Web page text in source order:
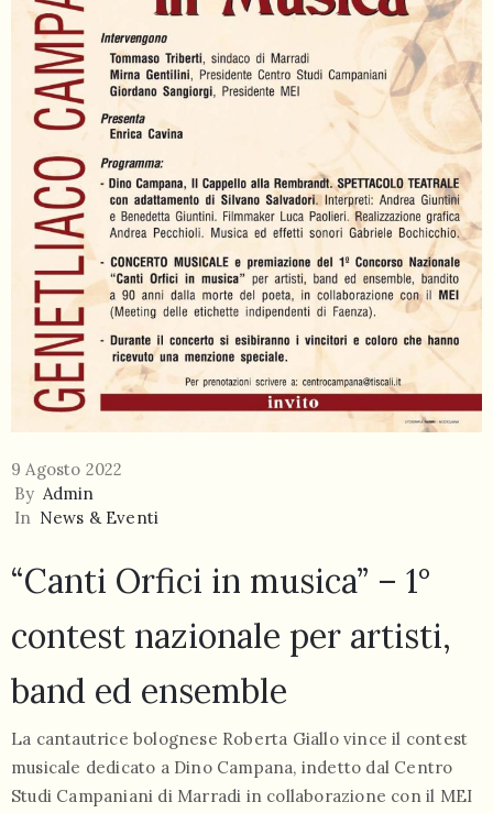
9 Agosto 2022
By Admin
In News & Eventi
“Canti Orfici in musica” – 1°
contest nazionale per artisti,
band ed ensemble
La cantautrice bolognese Roberta Giallo vince il contest
musicale dedicato a Dino Campana, indetto dal Centro
Studi Campaniani di Marradi in collaborazione con il MEI